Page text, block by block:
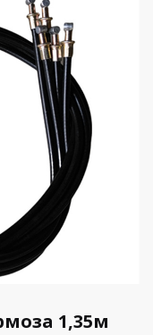
1,35м